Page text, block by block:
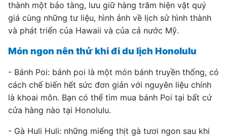
thành một bảo tàng, lưu giữ hàng trăm hiện vật quý
giá cùng những tư liệu, hình ảnh về lịch sử hình thành
và phát triển của Hawaii và của cả nước Mỹ.
Món ngon nên thử khi đi du lịch Honolulu
- Bánh Poi: bánh poi là một món bánh truyền thống, có
cách chế biến hết sức đơn giản với nguyên liệu chính
là khoai môn. Bạn có thể tìm mua bánh Poi tại bất cứ
cửa hàng nào tại Honolulu.
- Gà Huli Huli: những miếng thịt gà tươi ngon sau khi